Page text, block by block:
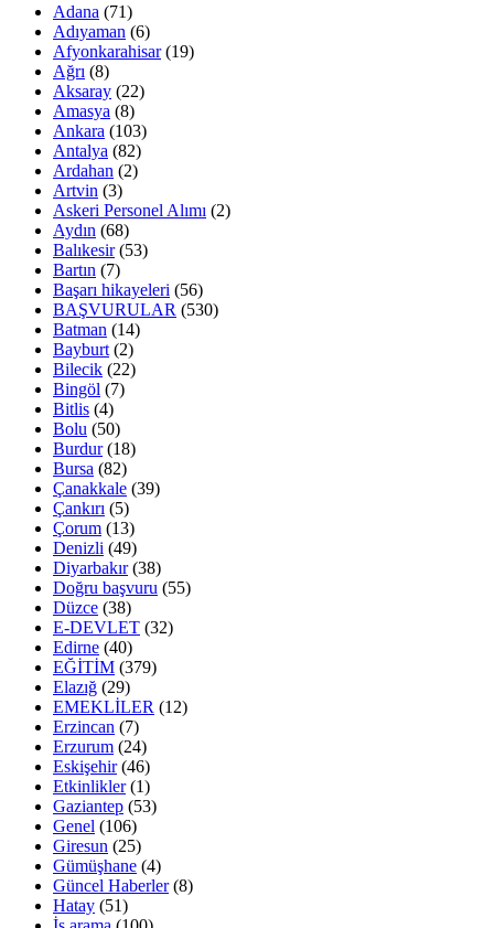
Adana (71)
Adıyaman (6)
Afyonkarahisar(19)
Ağrı (8)
Aksaray (22)
Amasya (8)
Ankara (103)
Antalya (82)
Ardahan (2)
Artvin (3)
Askeri Personel Alımı (2)
Aydın (68)
Balıkesir(53)
Bartın (7)
Başarı hikayeleri (56)
BAŞVURULAR (530)
Batman (14)
Bayburt (2)
Bilecik (22)
Bingöl (7)
Bitlis (4)
Bolu (50)
Burdur(18)
Bursa (82)
Çanakkale (39)
Çankırı (5)
Çorum (13)
Denizli (49)
Diyarbakır(38)
Doğru başvuru (55)
Düzce (38)
E-DEVLET (32)
Edirne (40)
EĞİTİM (379)
Elazığ (29)
EMEKLİLER (12)
Erzincan (7)
Erzurum (24)
Eskişehir(46)
Etkinlikler(1)
Gaziantep (53)
Genel (106)
Giresun (25)
Gümüşhane (4)
Güncel Haberler(8)
Hatay (51)